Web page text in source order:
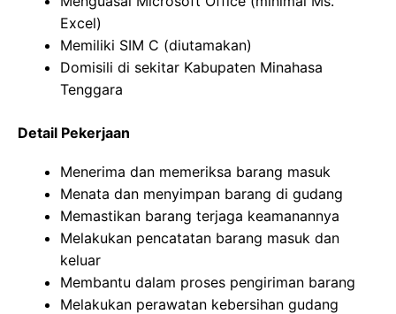
Excel)
Memiliki SIM C (diutamakan)
Domisili di sekitar Kabupaten Minahasa
Tenggara
Detail Pekerjaan
Menerima dan memeriksa barang masuk
Menata dan menyimpan barang di gudang
Memastikan barang terjaga keamanannya
Melakukan pencatatan barang masuk dan
keluar
Membantu dalam proses pengiriman barang
Melakukan perawatan kebersihan gudang